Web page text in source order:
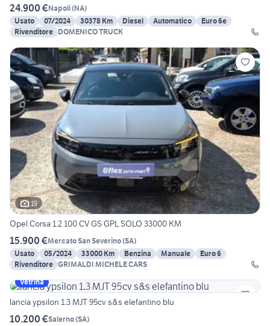
24.900 €Napoli(NA)
Usato
07/2024 30378 Km Diesel Automatico
Euro 6e
Rivenditore DOMENICO TRUCK
19
Opel Corsa 1.2 100 CV GS GPL SOLO 33000 KM
15.900 €Mercato San Severino(SA)
Usato
05/2024 33000 Km Benzina Manuale
Euro 6
Rivenditore GRIMALDI MICHELE CARS
Vetrina
lancia ypsilon 1.3 MJT 95cv s&s elefantino blu
10.200 €Salerno(SA)